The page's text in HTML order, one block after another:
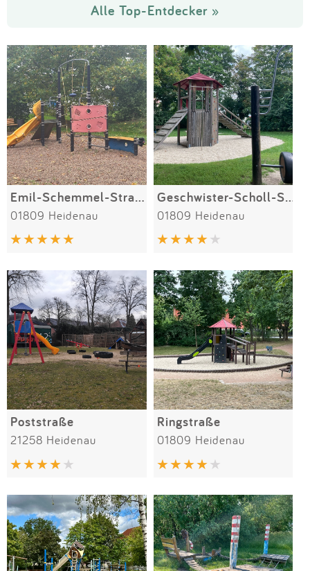
Alle Top-Entdecker »
Emil-Schemmel-Straße
01809 Heidenau
Geschwister-Scholl-Straße
01809 Heidenau
Poststraße
21258 Heidenau
Ringstraße
01809 Heidenau